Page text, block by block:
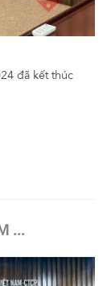
đã kết thúc
...